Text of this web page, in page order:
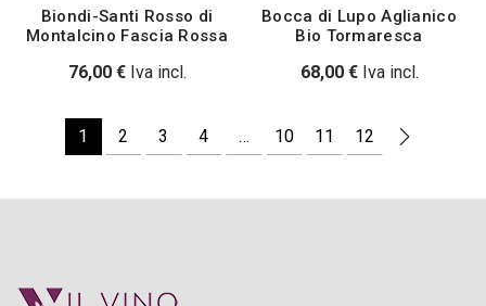
Biondi-Santi Rosso di
Montalcino Fascia Rossa
76,00 € Iva incl.
Bocca di Lupo Aglianico
Bio Tormaresca
68,00 € Iva incl.
1 2 3 4 … 10 11 12